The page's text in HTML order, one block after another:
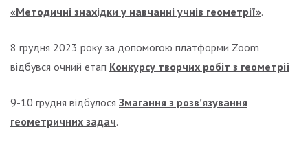
«Методичні знахідки у навчанні учнів геометрії».
8 грудня 2023 року за допомогою платформи Zoom
відбувся очний етап Конкурсу творчих робіт з геометрії
9-10 грудня відбулося Змагання з розв’язування
геометричних задач.